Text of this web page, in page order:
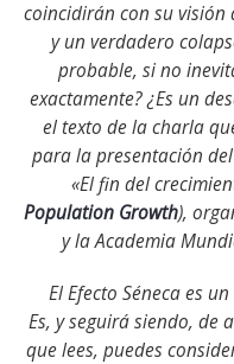
coincidirán con su visión
y un verdadero
probable, si no
exactamente? ¿Es un
el texto de la charla
para la presentación
«El fin del
Population Growth),
y la Academia
El Efecto Séneca es
Es, y seguirá siendo, de
que lees, puedes